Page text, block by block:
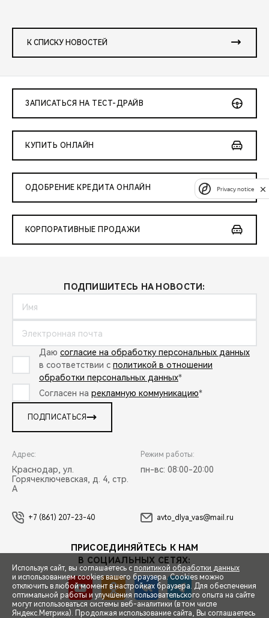
СПЕЦПРЕДЛОЖЕНИЯ
К СПИСКУ НОВОСТЕЙ
ЗАПИСАТЬСЯ НА ТЕСТ-ДРАЙВ
КУПИТЬ ОНЛАЙН
ОДОБРЕНИЕ КРЕДИТА ОНЛАЙН
КОРПОРАТИВНЫЕ ПРОДАЖИ
ПОДПИШИТЕСЬ НА НОВОСТИ:
Даю согласие на обработку персональных данных
в соответствии с политикой в отношении
обработки персональных данных*
Согласен на рекламную коммуникацию*
ПОДПИСАТЬСЯ
Адрес:
Краснодар, ул.
Горячеключевская, д. 4, стр.
А
Режим работы:
пн-вс: 08:00-20:00
+7 (861) 207-23-40 avto_dlya_vas@mail.ru
ПРИСОЕДИНЯЙТЕСЬ К НАМ
В СОЦИАЛЬНЫХ СЕТЯХ:
Используя сайт, вы соглашаетесь с политикой обработки данных
и использованием cookies вашего браузера. Cookies можно
отключить в любой момент в настройках браузера. Для обеспечения
оптимальной работы и улучшения пользовательского опыта на сайте
могут использоваться системы веб-аналитики (в том числе
Яндекс.Метрика). Продолжая использование сайта, Вы соглашаетесь
Privacy notice